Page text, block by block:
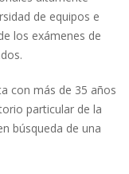
de equipos e
los exámenes de
con más de 35 años
particular de la
búsqueda de una